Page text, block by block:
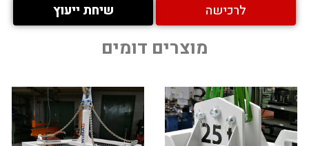
לרכישה שיחת ייעוץ
מוצרים דומים